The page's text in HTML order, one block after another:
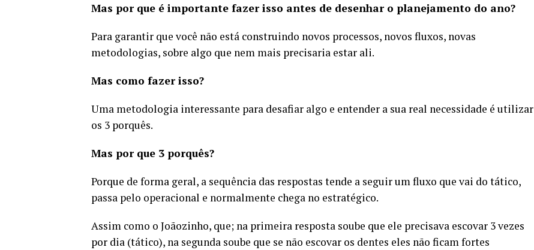
Mas por que é importante fazer isso antes de desenhar o planejamento do ano?
Para garantir que você não está construindo novos processos, novos fluxos, novas
metodologias, sobre algo que nem mais precisaria estar ali.
Mas como fazer isso?
Uma metodologia interessante para desafiar algo e entender a sua real necessidade é utilizar
os 3 porquês.
Mas por que 3 porquês?
Porque de forma geral, a sequência das respostas tende a seguir um fluxo que vai do tático,
passa pelo operacional e normalmente chega no estratégico.
Assim como o Joãozinho, que; na primeira resposta soube que ele precisava escovar 3 vezes
por dia (tático), na segunda soube que se não escovar os dentes eles não ficam fortes